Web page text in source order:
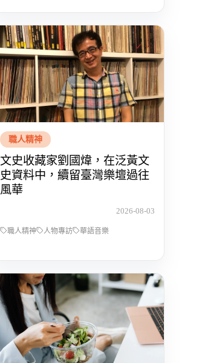
職人精神
文史收藏家劉國煒，在泛黃文
史資料中，續留臺灣樂壇過往
風華
2026-08-03
職人精神 人物專訪 華語音樂